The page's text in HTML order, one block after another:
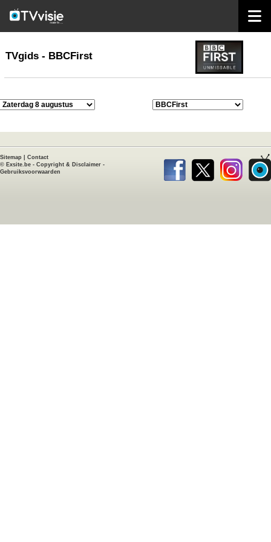
TVgids
TVgids - BBCFirst
Sitemap
Contact
© Exsite.be - Copyright & Disclaimer -
Gebruiksvoorwaarden